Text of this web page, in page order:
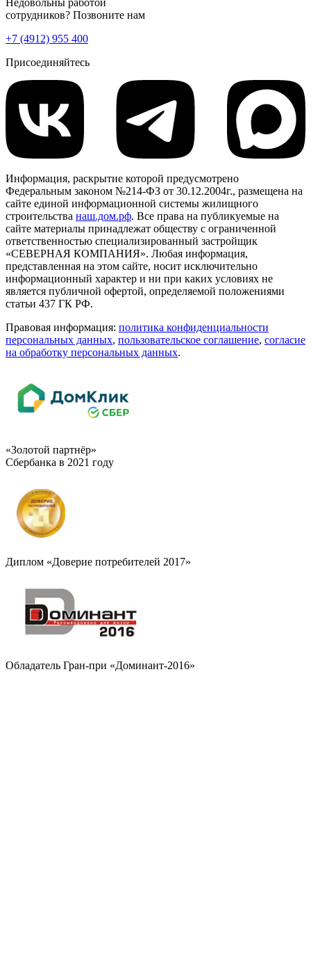
сотрудников? Позвоните нам
+7 (4912) 955 400
Присоединяйтесь
Информация, раскрытие которой предусмотрено
Федеральным законом №214-ФЗ от 30.12.2004г., размещена на
сайте единой информационной системы жилищного
строительства наш.дом.рф. Все права на публикуемые на
сайте материалы принадлежат обществу с ограниченной
ответственностью специализированный застройщик
«СЕВЕРНАЯ КОМПАНИЯ». Любая информация,
представленная на этом сайте, носит исключительно
информационный характер и ни при каких условиях не
является публичной офертой, определяемой положениями
статьи 437 ГК РФ.
Правовая информация: политика конфиденциальности
персональных данных, пользовательское cоглашение, cогласие
на обработку персональных данных.
«Золотой партнёр»
Сбербанка в 2021 году
Диплом «Доверие потребителей 2017»
Обладатель Гран-при «Доминант-2016»